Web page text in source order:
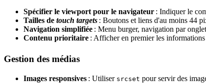
Spécifier le viewport pour le navigateur : Indiquer le
Tailles de touch targets : Boutons et liens d'au moins 44
Navigation simplifiée : Menu burger, navigation par
Contenu prioritaire : Afficher en premier les
Gestion des médias
Images responsives : Utiliser srcset pour servir des